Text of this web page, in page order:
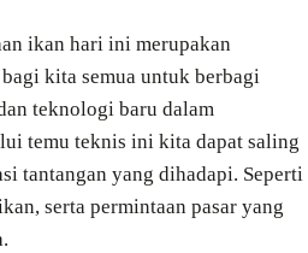
ikan hari ini merupakan
kita semua untuk berbagi
teknologi baru dalam
temu teknis ini kita dapat saling
tantangan yang dihadapi. Seperti
serta permintaan pasar yang